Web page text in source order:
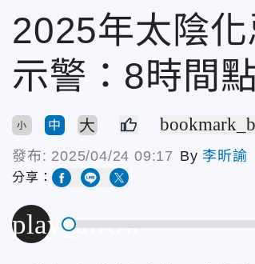
2025年太陰
示警：8時間
小 中 大
發布: 2025/04/24 09:17 By 李昕諭
分享：
play_arrow